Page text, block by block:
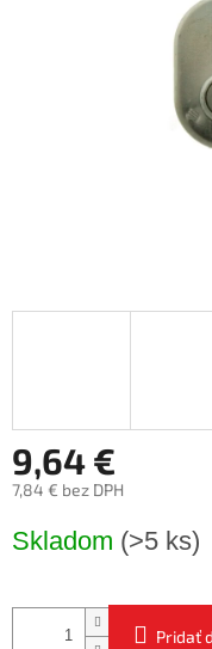
9,64 €
7,84 € bez DPH
cena:
Skladom (>5 ks)
Pridať